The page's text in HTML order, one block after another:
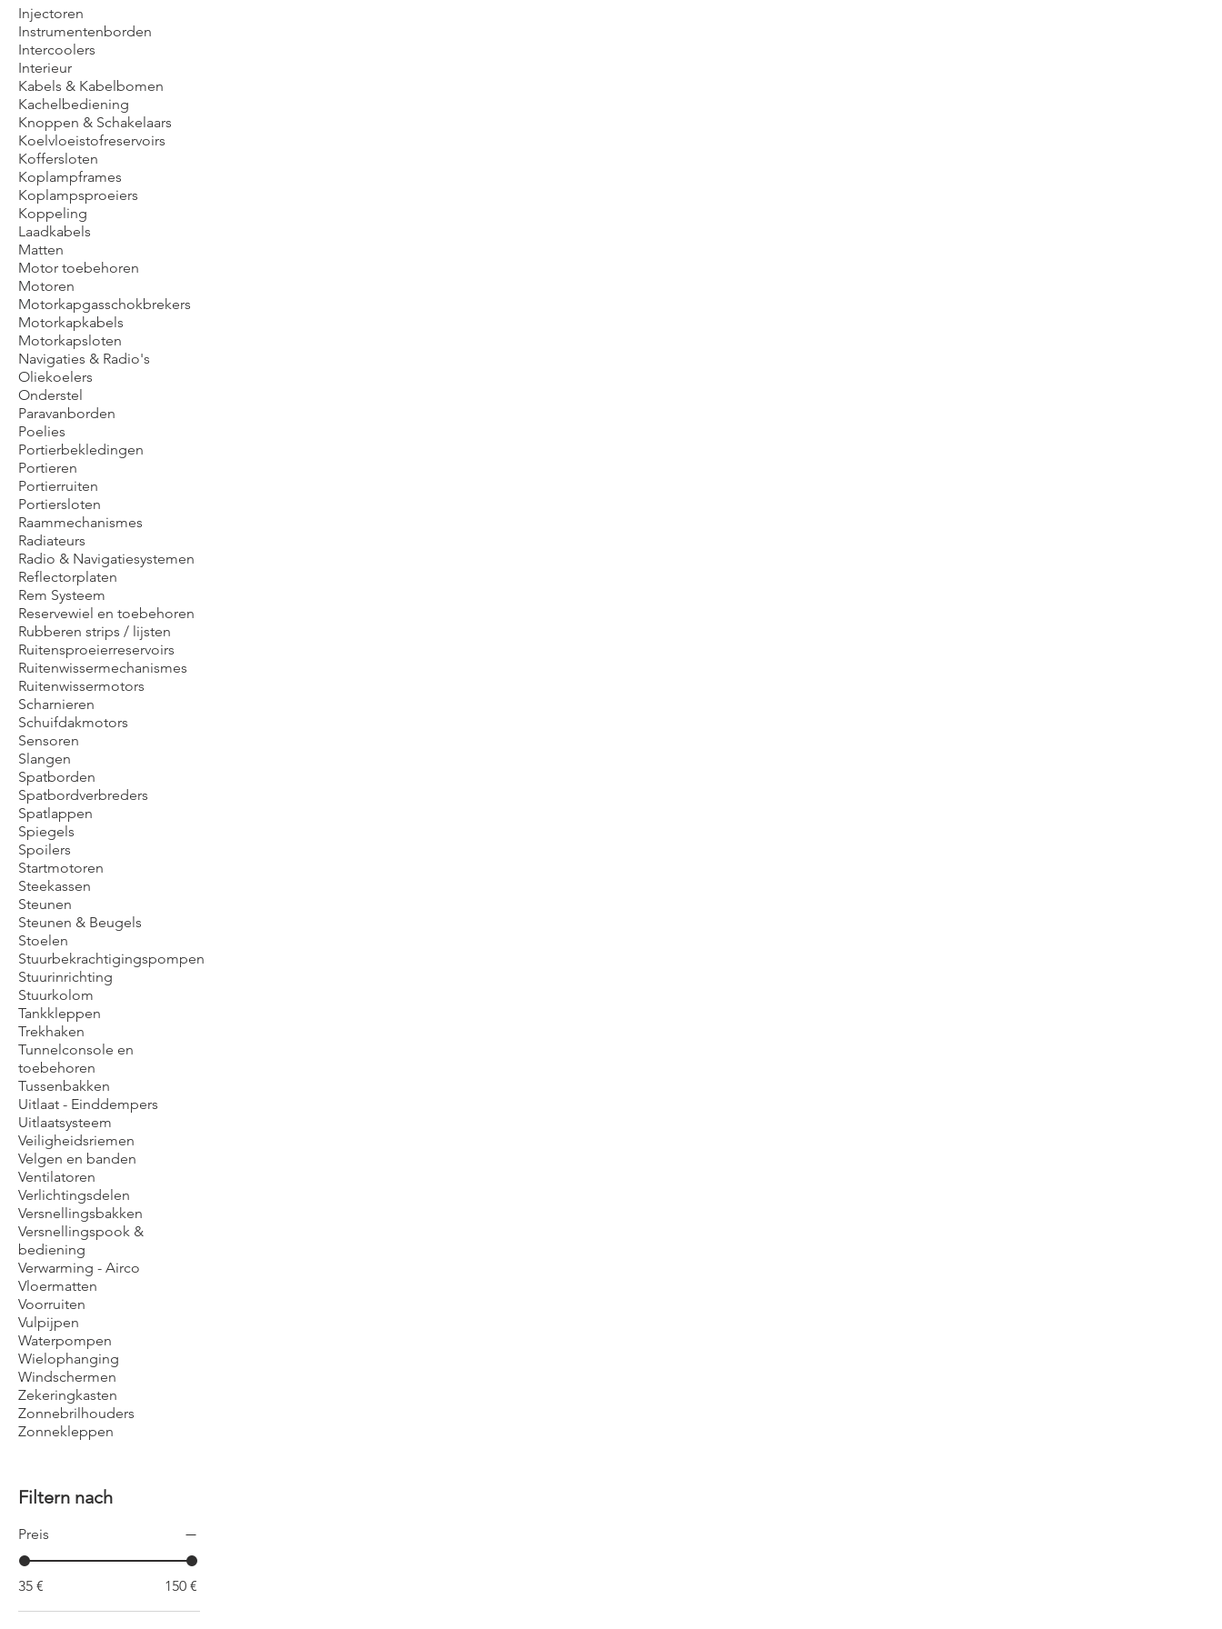
Injectoren
Instrumentenborden
Intercoolers
Interieur
Kabels & Kabelbomen
Kachelbediening
Knoppen & Schakelaars
Koelvloeistofreservoirs
Koffersloten
Koplampframes
Koplampsproeiers
Koppeling
Laadkabels
Matten
Motor toebehoren
Motoren
Motorkapgasschokbrekers
Motorkapkabels
Motorkapsloten
Navigaties & Radio's
Oliekoelers
Onderstel
Paravanborden
Poelies
Portierbekledingen
Portieren
Portierruiten
Portiersloten
Raammechanismes
Radiateurs
Radio & Navigatiesystemen
Reflectorplaten
Rem Systeem
Reservewiel en toebehoren
Rubberen strips / lijsten
Ruitensproeierreservoirs
Ruitenwissermechanismes
Ruitenwissermotors
Scharnieren
Schuifdakmotors
Sensoren
Slangen
Spatborden
Spatbordverbreders
Spatlappen
Spiegels
Spoilers
Startmotoren
Steekassen
Steunen
Steunen & Beugels
Stoelen
Stuurbekrachtigingspompen
Stuurinrichting
Stuurkolom
Tankkleppen
Trekhaken
Tunnelconsole en
toebehoren
Tussenbakken
Uitlaat - Einddempers
Uitlaatsysteem
Veiligheidsriemen
Velgen en banden
Ventilatoren
Verlichtingsdelen
Versnellingsbakken
Versnellingspook &
bediening
Verwarming - Airco
Vloermatten
Voorruiten
Vulpijpen
Waterpompen
Wielophanging
Windschermen
Zekeringkasten
Zonnebrilhouders
Zonnekleppen
Filtern nach
Preis
35 € 150 €